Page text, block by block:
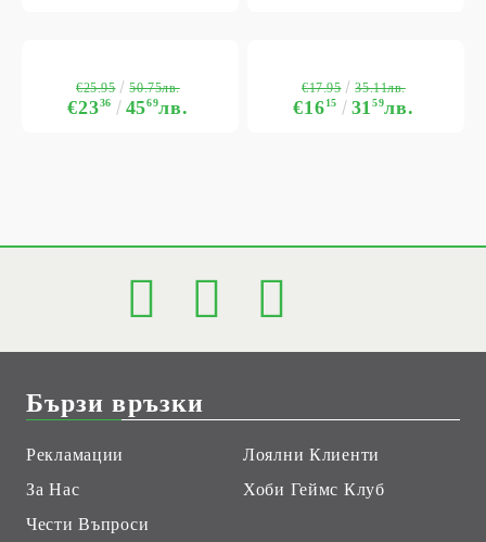
€2336 4569лв.
€25.95 50.75лв.
€1615 3159лв.
€17.95 35.11лв.
Бързи връзки
Рекламации
За Нас
Чести Въпроси
Лоялни Клиенти
Хоби Геймс Клуб